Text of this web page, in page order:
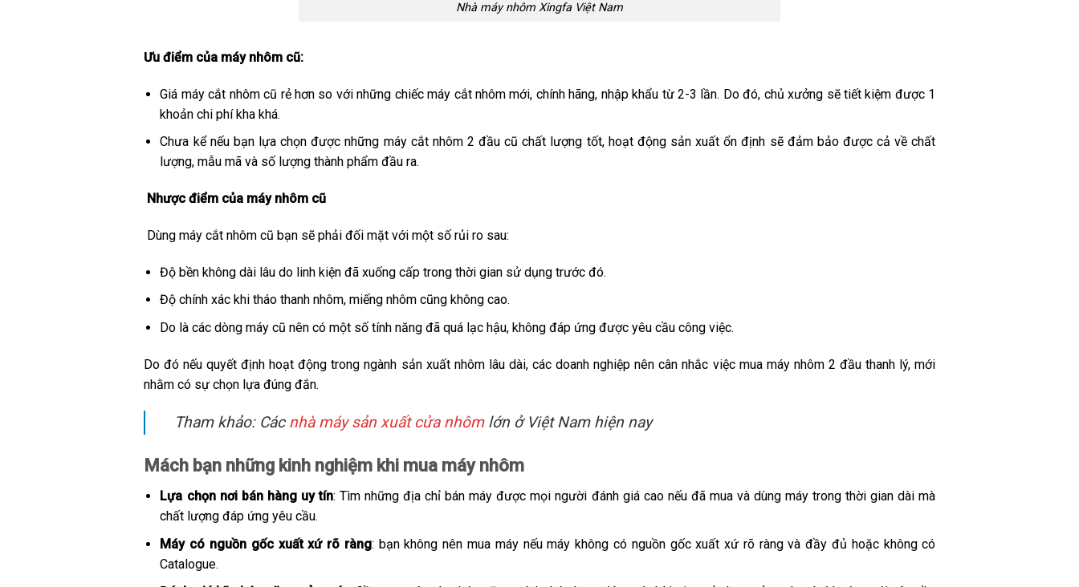
Nhà máy nhôm Xingfa Việt Nam
Ưu điểm của máy nhôm cũ:
Giá máy cắt nhôm cũ rẻ hơn so với những chiếc máy cắt nhôm mới, chính hãng, nhập khẩu từ 2-3 lần. Do đó, chủ xưởng sẽ tiết kiệm được 1
khoản chi phí kha khá.
Chưa kể nếu bạn lựa chọn được những máy cắt nhôm 2 đầu cũ chất lượng tốt, hoạt động sản xuất ổn định sẽ đảm bảo được cả về chất
lượng, mẫu mã và số lượng thành phẩm đầu ra.
Nhược điểm của máy nhôm cũ
Dùng máy cắt nhôm cũ bạn sẽ phải đối mặt với một số rủi ro sau:
Độ bền không dài lâu do linh kiện đã xuống cấp trong thời gian sử dụng trước đó.
Độ chính xác khi tháo thanh nhôm, miếng nhôm cũng không cao.
Do là các dòng máy cũ nên có một số tính năng đã quá lạc hậu, không đáp ứng được yêu cầu công việc.
Do đó nếu quyết định hoạt động trong ngành sản xuất nhôm lâu dài, các doanh nghiệp nên cân nhắc việc mua máy nhôm 2 đầu thanh lý, mới
nhằm có sự chọn lựa đúng đắn.
Tham khảo: Cácnhà máy sản xuất cửa nhômlớn ở Việt Nam hiện nay
Mách bạn những kinh nghiệm khi mua máy nhôm
Lựa chọn nơi bán hàng uy tín: Tìm những địa chỉ bán máy được mọi người đánh giá cao nếu đã mua và dùng máy trong thời gian dài mà
chất lượng đáp ứng yêu cầu.
Máy có nguồn gốc xuất xứ rõ ràng: bạn không nên mua máy nếu máy không có nguồn gốc xuất xứ rõ ràng và đầy đủ hoặc không có
Catalogue.